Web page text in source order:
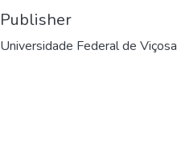
Publisher
Universidade Federal de Viçosa